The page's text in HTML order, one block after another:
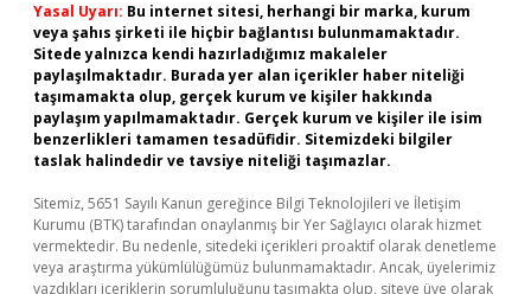
Yasal Uyarı: Bu internet sitesi, herhangi bir marka, kurum
veya şahıs şirketi ile hiçbir bağlantısı bulunmamaktadır.
Sitede yalnızca kendi hazırladığımız makaleler
paylaşılmaktadır. Burada yer alan içerikler haber niteliği
taşımamakta olup, gerçek kurum ve kişiler hakkında
paylaşım yapılmamaktadır. Gerçek kurum ve kişiler ile isim
benzerlikleri tamamen tesadüfidir. Sitemizdeki bilgiler
taslak halindedir ve tavsiye niteliği taşımazlar.
Sitemiz, 5651 Sayılı Kanun gereğince Bilgi Teknolojileri ve İletişim
Kurumu (BTK) tarafından onaylanmış bir Yer Sağlayıcı olarak hizmet
vermektedir. Bu nedenle, sitedeki içerikleri proaktif olarak denetleme
veya araştırma yükümlülüğümüz bulunmamaktadır. Ancak, üyelerimiz
yazdıkları içeriklerin sorumluluğunu taşımakta olup, siteye üye olarak